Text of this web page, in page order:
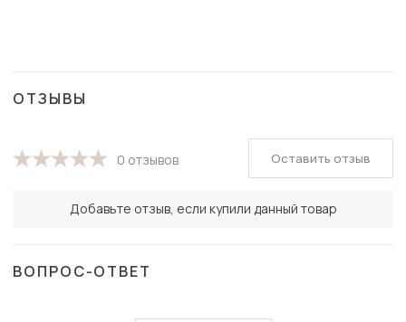
ОТЗЫВЫ
0 отзывов
Добавьте отзыв, если купили данный товар
Оставить отзыв
ВОПРОС-ОТВЕТ